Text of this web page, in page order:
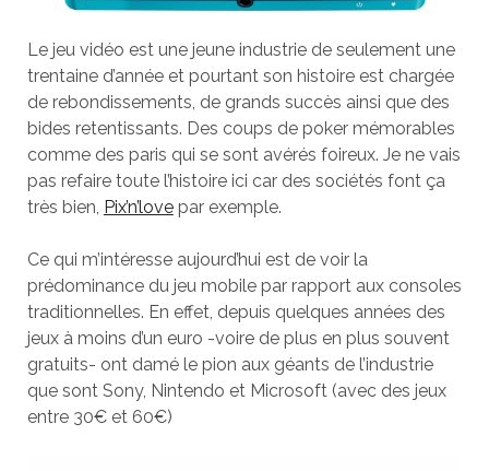
Le jeu vidéo est une jeune industrie de seulement une
trentaine d’année et pourtant son histoire est chargée
de rebondissements, de grands succès ainsi que des
bides retentissants. Des coups de poker mémorables
comme des paris qui se sont avérés foireux. Je ne vais
pas refaire toute l’histoire ici car des sociétés font ça
très bien, Pix’n’lovepar exemple.
Ce qui m’intéresse aujourd’hui est de voir la
prédominance du jeu mobile par rapport aux consoles
traditionnelles. En effet, depuis quelques années des
jeux à moins d’un euro -voire de plus en plus souvent
gratuits- ont damé le pion aux géants de l’industrie
que sont Sony, Nintendo et Microsoft (avec des jeux
entre 30€ et 60€)